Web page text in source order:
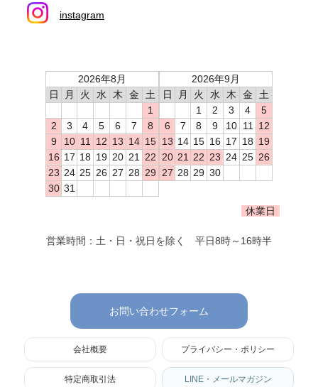
instagram
2026年8月
日
月 火 水 木 金
土
1
2
3 4 5 6 7
8
9
10 11 12 13 14 15
16 17 18 19 20 21
22
23 24 25 26 27 28 29
30 31
2026年9月
日
月 火 水 木 金
土
1
2 3 4
5
6
7 8 9 10 11
12
13 14 15 16 17 18 19
20 21 22 23 24 25 26
27 28 29 30
休業日
営業時間：土・日・祝日を除く 平日8時～16時半
お問い合わせフォーム
会社概要 プライバシー・ポリシー
特定商取引法 LINE・メールマガジン